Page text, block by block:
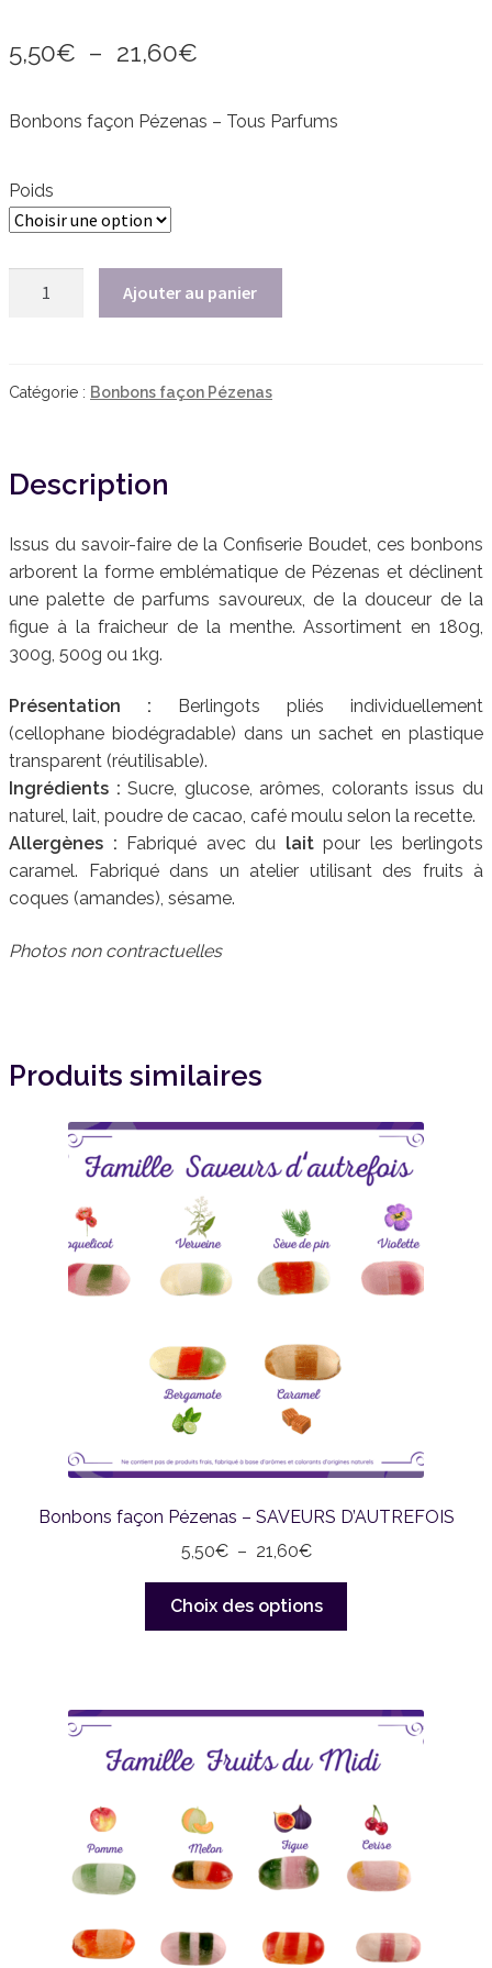
5,50€ – 21,60€
prix :
Bonbons façon Pézenas – Tous Parfums
Poids
Pézenas
PARFUMS
Ajouter au panier
Catégorie : Bonbons façon Pézenas
Description
Issus du savoir-faire de la Confiserie Boudet, ces bonbons
arborent la forme emblématique de Pézenas et déclinent
une palette de parfums savoureux, de la douceur de la
figue à la fraicheur de la menthe. Assortiment en 180g,
300g, 500g ou 1kg.
Présentation :
Berlingots pliés individuellement
(cellophane biodégradable) dans un sachet en plastique
transparent (réutilisable).
Ingrédients :Sucre, glucose, arômes, colorants issus du
naturel, lait, poudre de cacao, café moulu selon la recette.
Allergènes : Fabriqué avec du lait pour les berlingots
caramel. Fabriqué dans un atelier utilisant des fruits à
coques (amandes), sésame.
Photos non contractuelles
Produits similaires
Bonbons façon Pézenas – SAVEURS D’AUTREFOIS
5,50€ – 21,60€Plage
prix :
5,50€
Choix des options
options
être
choisies
sur
la
du